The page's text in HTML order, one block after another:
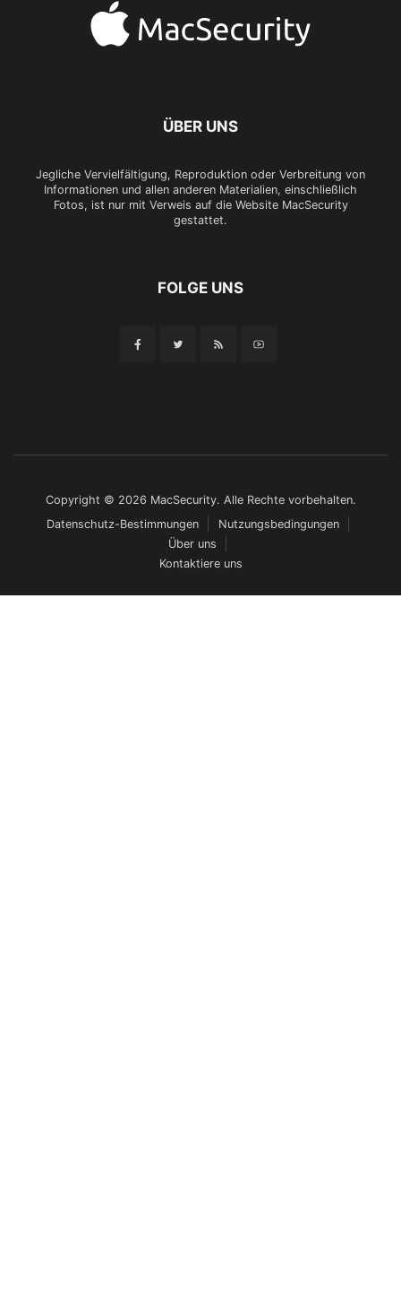
ÜBER UNS
Jegliche Vervielfältigung, Reproduktion oder Verbreitung von
Informationen und allen anderen Materialien, einschließlich
Fotos, ist nur mit Verweis auf die Website MacSecurity
gestattet.
FOLGE UNS
Copyright © 2026 MacSecurity. Alle Rechte vorbehalten.
Datenschutz-Bestimmungen
Nutzungsbedingungen
Über uns
Kontaktiere uns